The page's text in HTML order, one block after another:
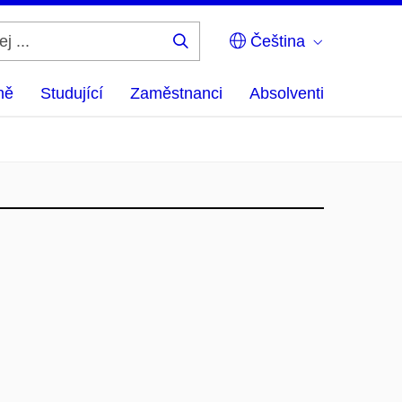
Čeština
Studující Zaměstnanci Absolventi